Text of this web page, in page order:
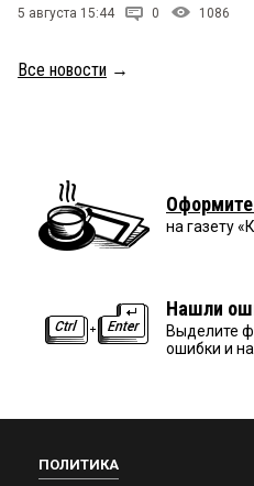
5 августа 15:44 0 1086
Все новости →
на газету
Нашли
Выделите
ошибки и
ПОЛИТИКА